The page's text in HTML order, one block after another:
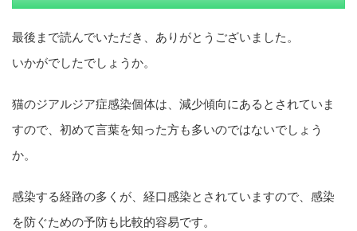
最後まで読んでいただき、ありがとうございました。
いかがでしたでしょうか。
猫のジアルジア症感染個体は、減少傾向にあるとされていま
すので、初めて言葉を知った方も多いのではないでしょう
か。
感染する経路の多くが、経口感染とされていますので、感染
を防ぐための予防も比較的容易です。